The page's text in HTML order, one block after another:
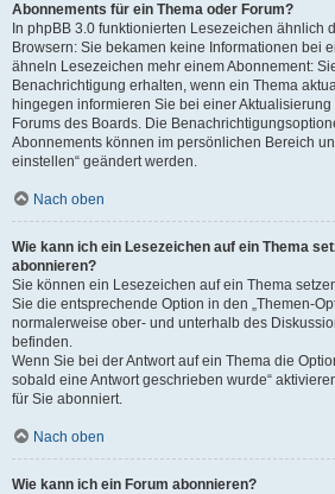
Abonnements für ein Thema oder Forum?
In phpBB 3.0 funktionierten Lesezeichen ähnlich
Browsern: Sie bekamen keine Informationen bei
ähneln Lesezeichen mehr einem Abonnement:
Benachrichtigung erhalten, wenn ein Thema
hingegen informieren Sie bei einer
Forums des Boards. Die
Abonnements können im persönlichen Bereich
einstellen“ geändert werden.
Nach oben
Wie kann ich ein Lesezeichen auf ein Thema
abonnieren?
Sie können ein Lesezeichen auf ein Thema
Sie die entsprechende Option in den „Themen-
normalerweise ober- und unterhalb des
befinden.
Wenn Sie bei der Antwort auf ein Thema die
sobald eine Antwort geschrieben wurde“
für Sie abonniert.
Nach oben
Wie kann ich ein Forum abonnieren?